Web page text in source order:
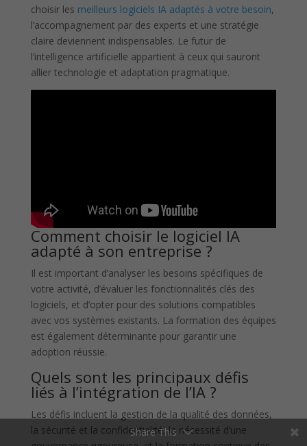
choisir les meilleurs logiciels IA adaptés à votre besoin,
l’accompagnement par des experts et une stratégie
claire deviennent indispensables. Le futur de
l’intelligence artificielle appartient à ceux qui sauront
allier technologie et adaptation pragmatique.
Comment choisir le logiciel IA
adapté à son entreprise ?
Il est important d’analyser les besoins spécifiques de
votre activité, d’évaluer les fonctionnalités clés des
logiciels, et d’opter pour des solutions compatibles
avec vos systèmes existants. La formation des équipes
est également déterminante pour garantir une
adoption réussie.
Quels sont les principaux défis
liés à l’intégration de l’IA ?
Les défis incluent la gestion de la qualité des données,
la sécurité et la confidentialité, la nécessité d’une
Share This